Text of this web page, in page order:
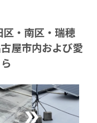
・南区・瑞穂
屋市内および愛